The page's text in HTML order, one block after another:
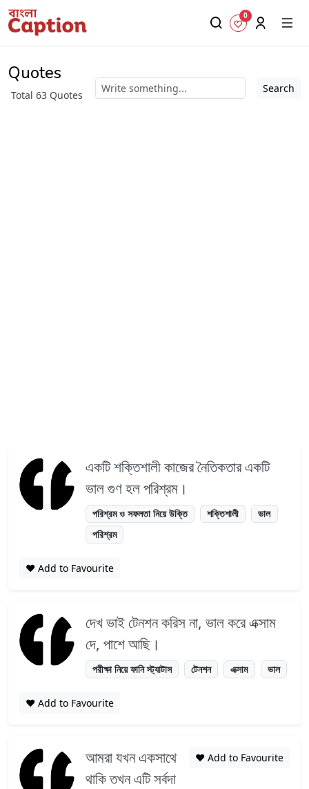
0
Quotes
Total 63 Quotes
Search
একটি শক্তিশালী কাজের নৈতিকতার একটি
ভাল গুণ হল পরিশ্রম।
পরিশ্রম ও সফলতা নিয়ে উক্তি শক্তিশালী
ভাল
পরিশ্রম
❤️ Add to Favourite
দেখ ভাই টেনশন করিস না, ভাল করে এক্সাম
দে, পাশে আছি।
পরীক্ষা নিয়ে ফানি স্ট্যাটাস টেনশন এক্সাম ভাল
❤️ Add to Favourite
আমরা যখন একসাথে
থাকি তখন এটি সর্বদা
❤️ Add to Favourite